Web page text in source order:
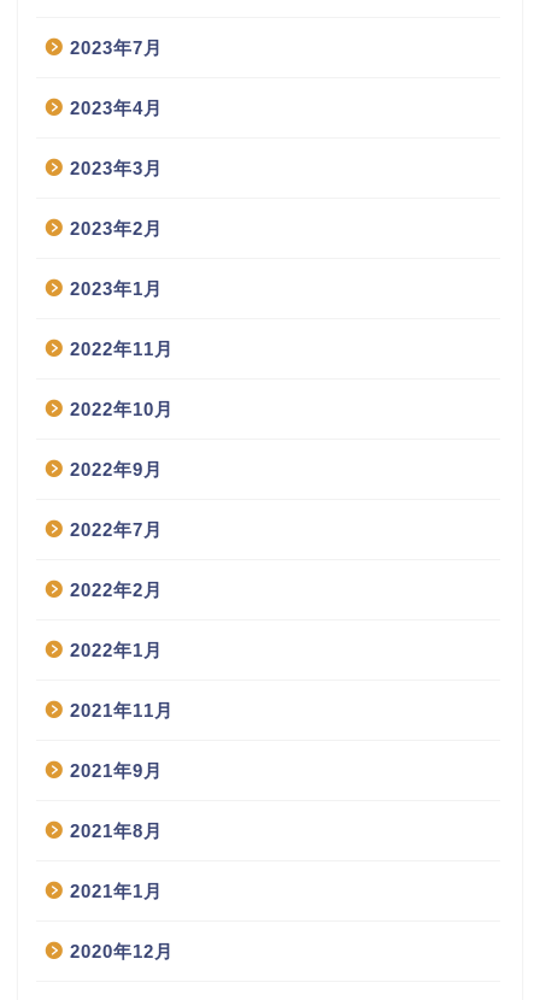
2023年7月
2023年4月
2023年3月
2023年2月
2023年1月
2022年11月
2022年10月
2022年9月
2022年7月
2022年2月
2022年1月
2021年11月
2021年9月
2021年8月
2021年1月
2020年12月